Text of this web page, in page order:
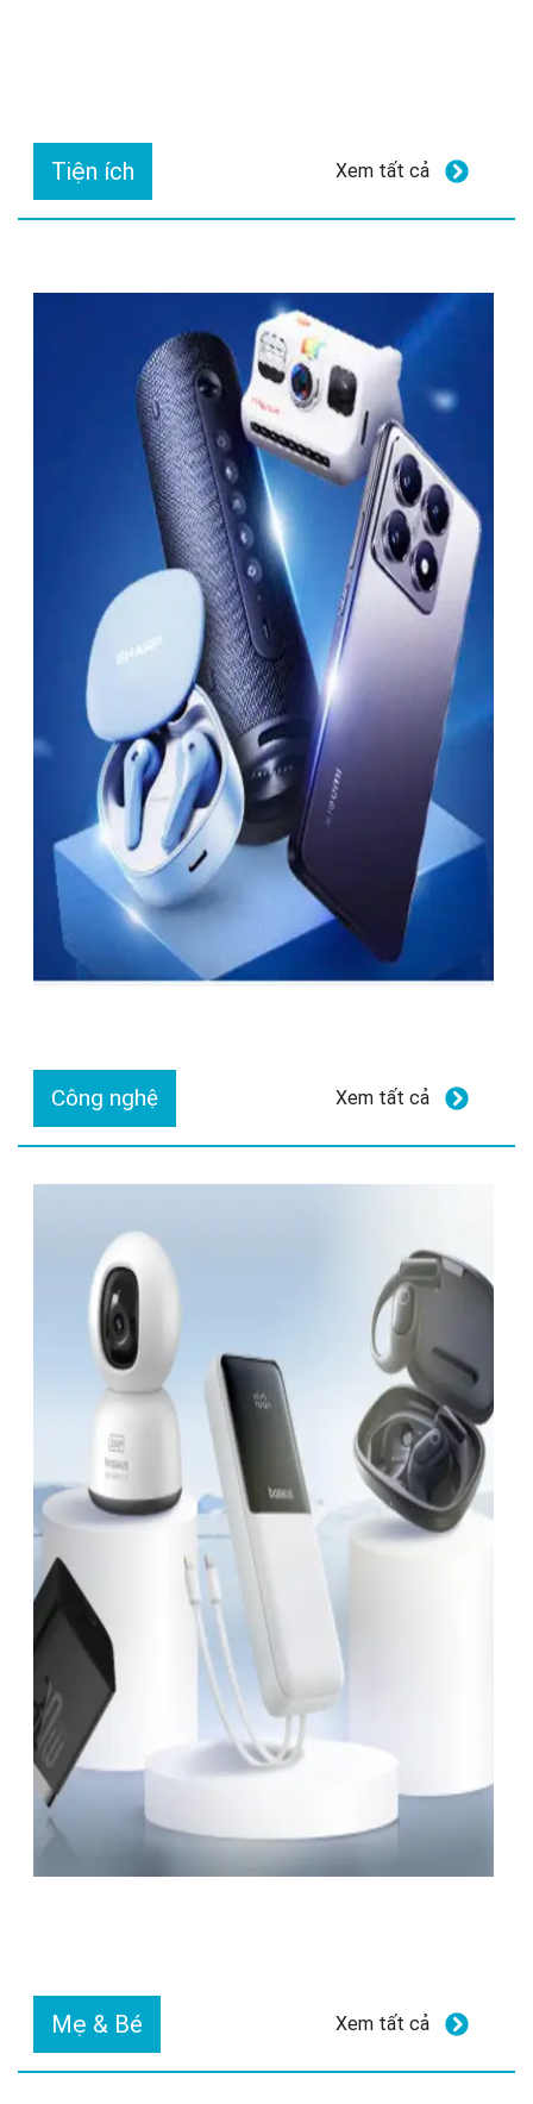
Tiện ích Xem tất cả
Công nghệ Xem tất cả
Mẹ & Bé Xem tất cả